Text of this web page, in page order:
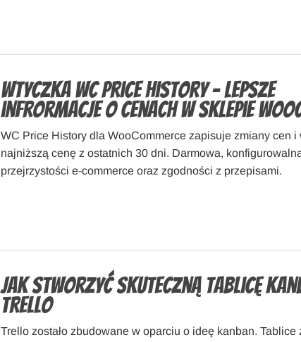
Wtyczka WC Price History – lepsze
infrormacje o cenach w sklepie
WC Price History dla WooCommerce zapisuje zmiany cen i
najniższą cenę z ostatnich 30 dni. Darmowa,
przejrzystości e-commerce oraz zgodności z przepisami.
Jak stworzyć skuteczną tablicę
Trello
Trello zostało zbudowane w oparciu o ideę kanban.